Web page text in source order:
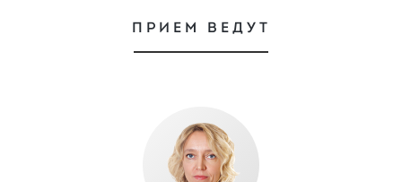
ПРИЕМ ВЕДУТ